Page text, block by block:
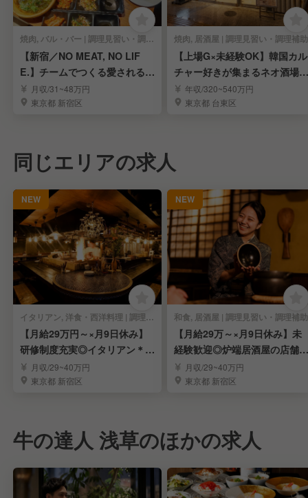
焼肉, バル・バー | 調理見習い・調理補助
【新宿／NO MEAT, NO LIF
E.】チームでつくる愛される焼
肉バル
月収/31~48万円
東京都 新宿区
焼肉, 居酒屋 | 調理見習い・調理補助
【上場G×未経験OK】韓国カル
チャー好きが集まるネオ酒場で
楽しく働こう✨
年収/320~540万円
東京都 台東区
同じエリアの求人
NEW
イタリアン, 洋食・西洋料理 | 調理見習い・調理補助
【月給29万円～×月9日休み】
研修制度充実◎イタリアン＊店
舗スタッフ募集
月収/29~40万円
東京都 新宿区
NEW
和食, 居酒屋 | 調理見習い・調理補助
【月給29万～×月9日休み】未
経験歓迎◎炉端居酒屋の店舗ス
タッフ募集！
月収/29~40万円
東京都 新宿区
牛の達人 浅草のほかの求人